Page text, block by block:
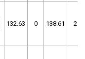
132.63 0 138.61 2